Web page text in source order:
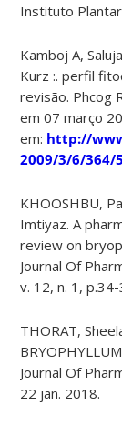
Instituto
Kamboj A,
Kurz :. perfil
revisão. Phcog
em 07 março
em: http://
2009/3/6/364/
KHOOSHBU,
Imtiyaz. A
review on
Journal Of
v. 12, n. 1,
THORAT,
Journal Of
22 jan. 2018.